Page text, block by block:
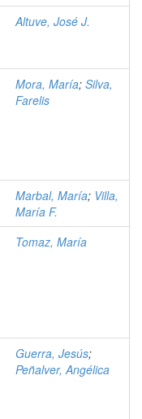
Altuve, José J.
Mora, María; Silva,
Farelis
Marbal, María; Villa,
María F.
Tomaz, María
Guerra, Jesús;
Peñalver, Angélica